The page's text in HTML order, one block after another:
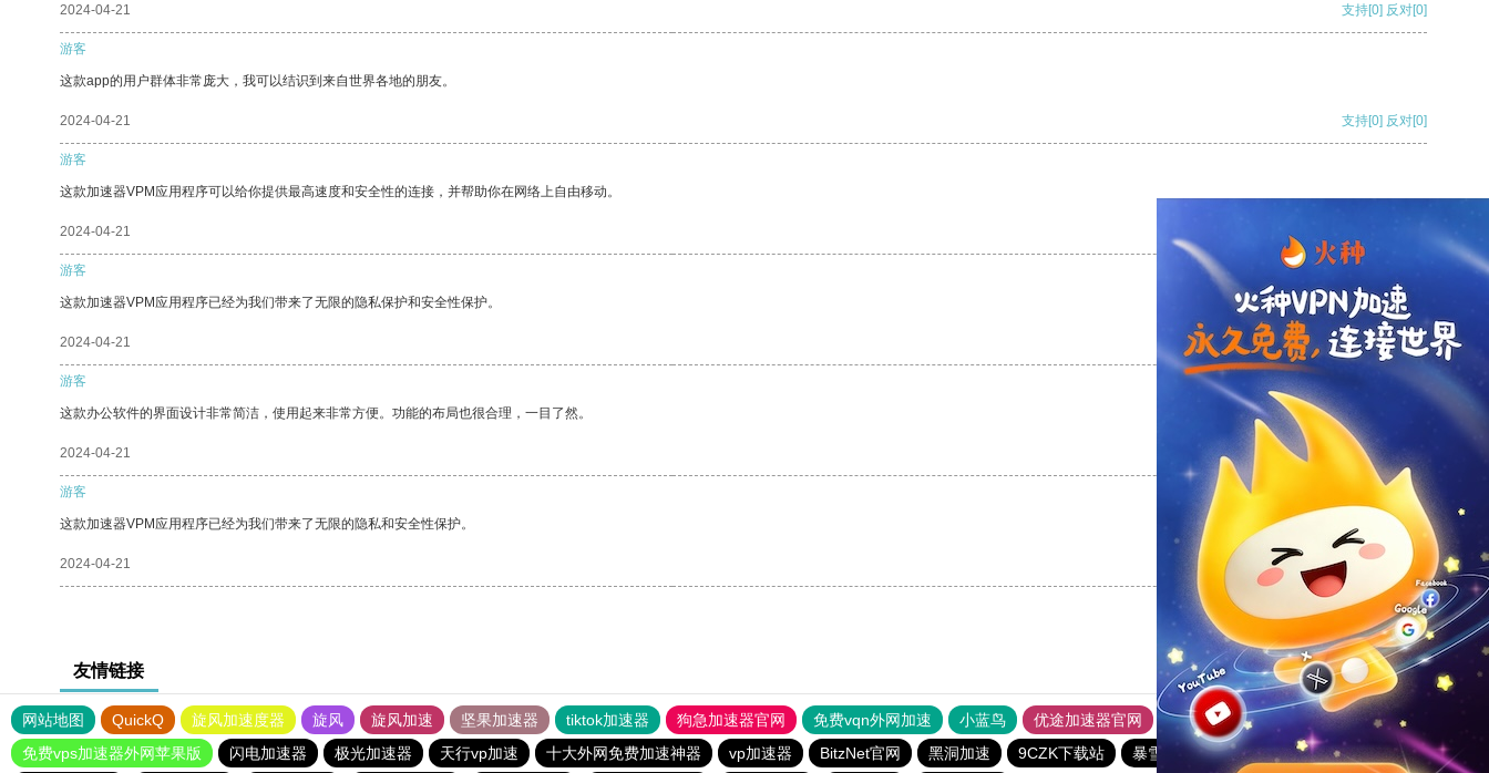
2024-04-21 支持[0] 反对[0]
游客
这款app的用户群体非常庞大，我可以结识到来自世界各地的朋友。
2024-04-21 支持[0] 反对[0]
游客
这款加速器VPM应用程序可以给你提供最高速度和安全性的连接，并帮助你在网络上自由移动。
2024-04-21
游客
这款加速器VPM应用程序已经为我们带来了无限的隐私保护和安全性保护。
2024-04-21 支持 [0] 反对[0]
游客
这款办公软件的界面设计非常简洁，使用起来非常方便。功能的布局也很合理，一目了然。
2024-04-21 支持[0] 反对
游客
这款加速器VPM应用程序已经为我们带来了无限的隐私和安全性保护。
2024-04-21 支持[0] 反对[0]
友情链接
网站地图 QuickQ 旋风加速度器 旋风 旋风加速 坚果加速器 tiktok加速器 狗急加速器官网 免费vqn外网加速 小蓝鸟 优途加速器官网 风驰加速器 旋风加速器
八戒看书
免费vps加速器外网苹果版
闪电加速器 极光加速器 天行vp加速 十大外网免费加速神器 vp加速器 BitzNet官网 黑洞加速 9CZK下载站 暴雪vp 一元机场 twitter加速器